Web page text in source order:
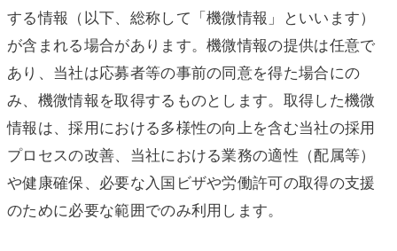
する情報（以下、総称して「機微情報」といいます）
が含まれる場合があります。機微情報の提供は任意で
あり、当社は応募者等の事前の同意を得た場合にの
み、機微情報を取得するものとします。取得した機微
情報は、採用における多様性の向上を含む当社の採用
プロセスの改善、当社における業務の適性（配属等）
や健康確保、必要な入国ビザや労働許可の取得の支援
のために必要な範囲でのみ利用します。